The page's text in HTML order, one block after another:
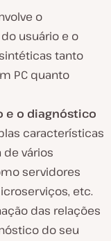
o
usuário e o
tanto
PC quanto
e o diagnóstico
características
vários
servidores
etc.
das relações
do seu